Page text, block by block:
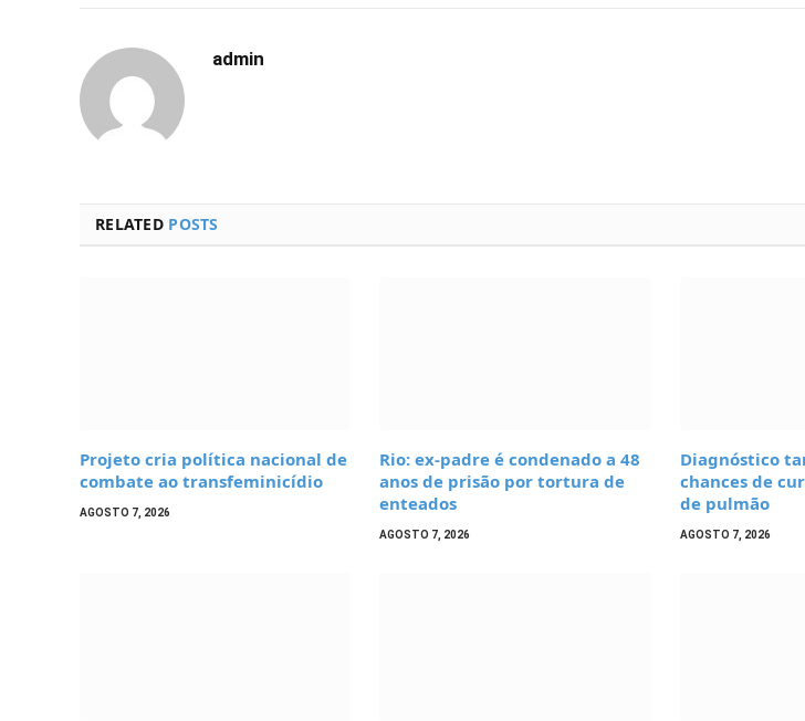
admin
RELATED POSTS
Projeto cria política nacional de
combate ao transfeminicídio
AGOSTO 7, 2026
Rio: ex-padre é condenado a 48
anos de prisão por tortura de
enteados
AGOSTO 7, 2026
Diagnóstico
chances de
de pulmão
AGOSTO 7, 2026